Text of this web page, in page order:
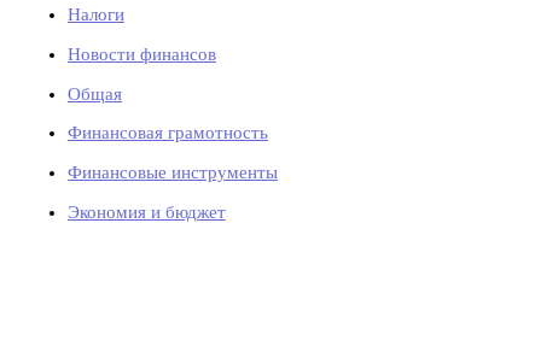
Налоги
Новости финансов
Общая
Финансовая грамотность
Финансовые инструменты
Экономия и бюджет